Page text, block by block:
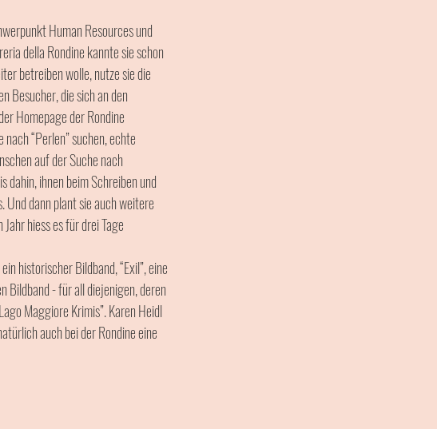
Human Resources und
della Rondine kannte sie schon
betreiben wolle, nutze sie die
Besucher, die sich an den
Homepage der Rondine
“Perlen” suchen, echte
auf der Suche nach
dahin, ihnen beim Schreiben und
Und dann plant sie auch weitere
hiess es für drei Tage
historischer Bildband, “Exil”, eine
Bildband - für all diejenigen, deren
Maggiore Krimis”. Karen Heidl
auch bei der Rondine eine